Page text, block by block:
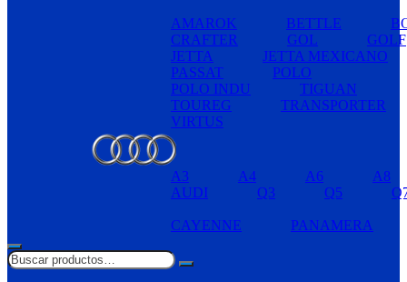
AMAROK BETTLE
CRAFTER
GOL
GOLF
JETTA
JETTA MEXICANO
PASSAT
POLO
POLO INDU
TIGUAN
TOUREG
TRANSPORTER
VIRTUS
A3 A4 A6
A8
AUDI
Q3 Q5
CAYENNE PANAMERA